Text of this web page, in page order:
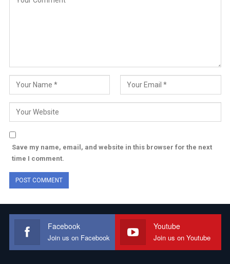
Save my name, email, and website in this browser for the next
time I comment.
Facebook
Join us on Facebook
Youtube
Join us on Youtube